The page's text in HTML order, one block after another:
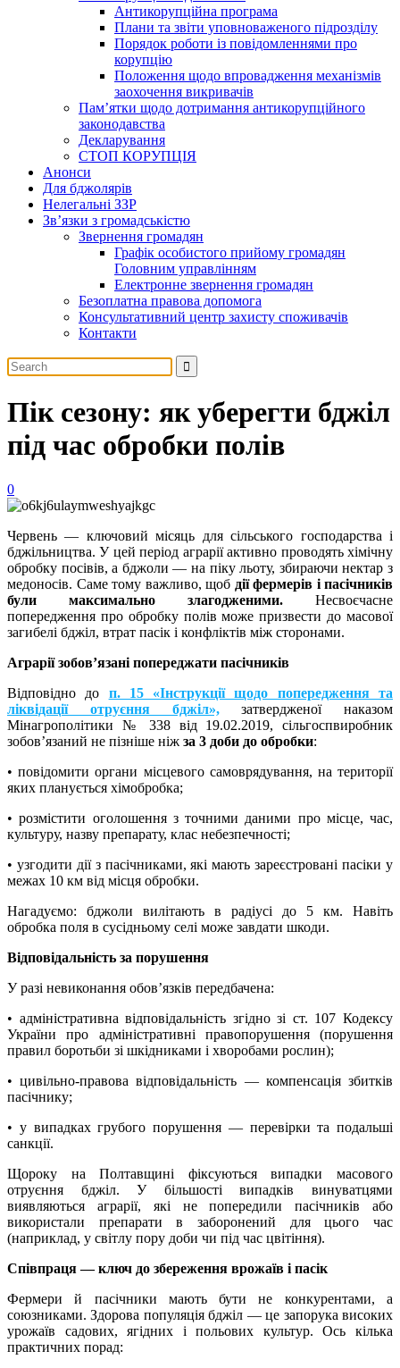
Антикорупційна програма
Плани та звіти уповноваженого підрозділу
Порядок роботи із повідомленнями про
корупцію
Положення щодо впровадження механізмів
заохочення викривачів
Пам’ятки щодо дотримання антикорупційного
законодавства
Декларування
СТОП КОРУПЦІЯ
Анонси
Для бджолярів
Нелегальні ЗЗР
Зв’язки з громадськістю
Звернення громадян
Графік особистого прийому громадян
Головним управлінням
Електронне звернення громадян
Безоплатна правова допомога
Консультативний центр захисту споживачів
Контакти
Пік сезону: як уберегти бджіл
під час обробки полів
0
Червень — ключовий місяць для сільського господарства і
бджільництва. У цей період аграрії активно проводять хімічну
обробку посівів, а бджоли — на піку льоту, збираючи нектар з
медоносів. Саме тому важливо, щоб дії фермерів і пасічників
були максимально злагодженими. Несвоєчасне
попередження про обробку полів може призвести до масової
загибелі бджіл, втрат пасік і конфліктів між сторонами.
Аграрії зобов’язані попереджати пасічників
Відповідно до п. 15 «Інструкції щодо попередження та
ліквідації отруєння бджіл»,затвердженої наказом
Мінагрополітики № 338 від 19.02.2019, сільгоспвиробник
зобов’язаний не пізніше ніж за 3 доби до обробки:
• повідомити органи місцевого самоврядування, на території
яких планується хімобробка;
• розмістити оголошення з точними даними про місце, час,
культуру, назву препарату, клас небезпечності;
• узгодити дії з пасічниками, які мають зареєстровані пасіки у
межах 10 км від місця обробки.
Нагадуємо: бджоли вилітають в радіусі до 5 км. Навіть
обробка поля в сусідньому селі може завдати шкоди.
Відповідальність за порушення
У разі невиконання обов’язків передбачена:
• адміністративна відповідальність згідно зі ст. 107 Кодексу
України про адміністративні правопорушення (порушення
правил боротьби зі шкідниками і хворобами рослин);
• цивільно-правова відповідальність — компенсація збитків
пасічнику;
• у випадках грубого порушення — перевірки та подальші
санкції.
Щороку на Полтавщині фіксуються випадки масового
отруєння бджіл. У більшості випадків винуватцями
виявляються аграрії, які не попередили пасічників або
використали препарати в заборонений для цього час
(наприклад, у світлу пору доби чи під час цвітіння).
Співпраця — ключ до збереження врожаїв і пасік
Фермери й пасічники мають бути не конкурентами, а
союзниками. Здорова популяція бджіл — це запорука високих
урожаїв садових, ягідних і польових культур. Ось кілька
практичних порад: